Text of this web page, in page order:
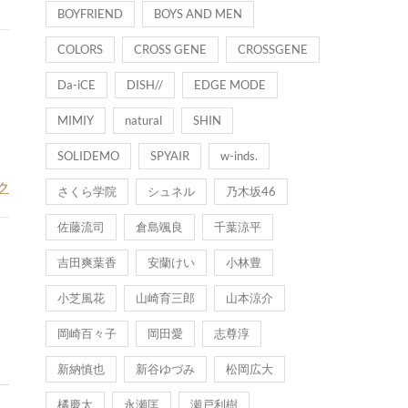
BOYFRIEND BOYS AND MEN
COLORS CROSS GENE CROSSGENE
Da-iCE DISH// EDGE MODE
MIMIY natural SHIN
SOLIDEMO SPYAIR w-inds.
さくら学院 シュネル 乃木坂46
佐藤流司 倉島颯良 千葉涼平
吉田爽葉香 安蘭けい 小林豊
小芝風花 山崎育三郎 山本涼介
岡崎百々子 岡田愛 志尊淳
新納慎也 新谷ゆづみ 松岡広大
橘慶太 永瀬匡 瀬戸利樹